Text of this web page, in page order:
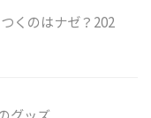
くのはナゼ？202